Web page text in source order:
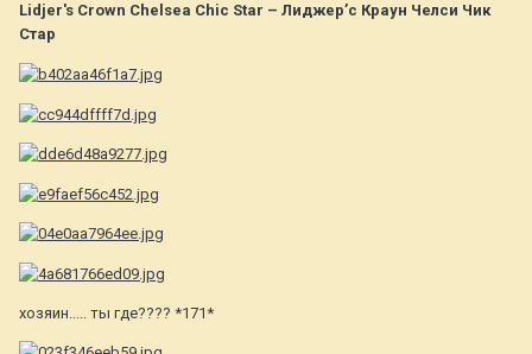
Lidjer's Crown Chelsea Chic Star – Лиджер’с Краун Челси Чик
Стар
хозяин..... ты где???? *171*